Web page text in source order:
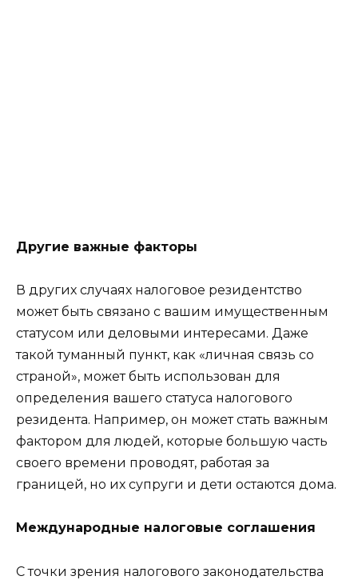
Другие важные факторы
В других случаях налоговое резидентство
может быть связано с вашим имущественным
статусом или деловыми интересами. Даже
такой туманный пункт, как «личная связь со
страной», может быть использован для
определения вашего статуса налогового
резидента. Например, он может стать важным
фактором для людей, которые большую часть
своего времени проводят, работая за
границей, но их супруги и дети остаются дома.
Международные налоговые соглашения
С точки зрения налогового законодательства